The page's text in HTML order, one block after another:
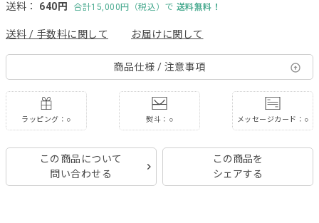
送料： 640円 合計15,000円（税込）で 送料無料！
送料 / 手数料に関して お届けに関して
商品仕様 / 注意事項
ラッピング：○ 熨斗：○ メッセージカード：○
この商品について
問い合わせる
この商品を
シェアする